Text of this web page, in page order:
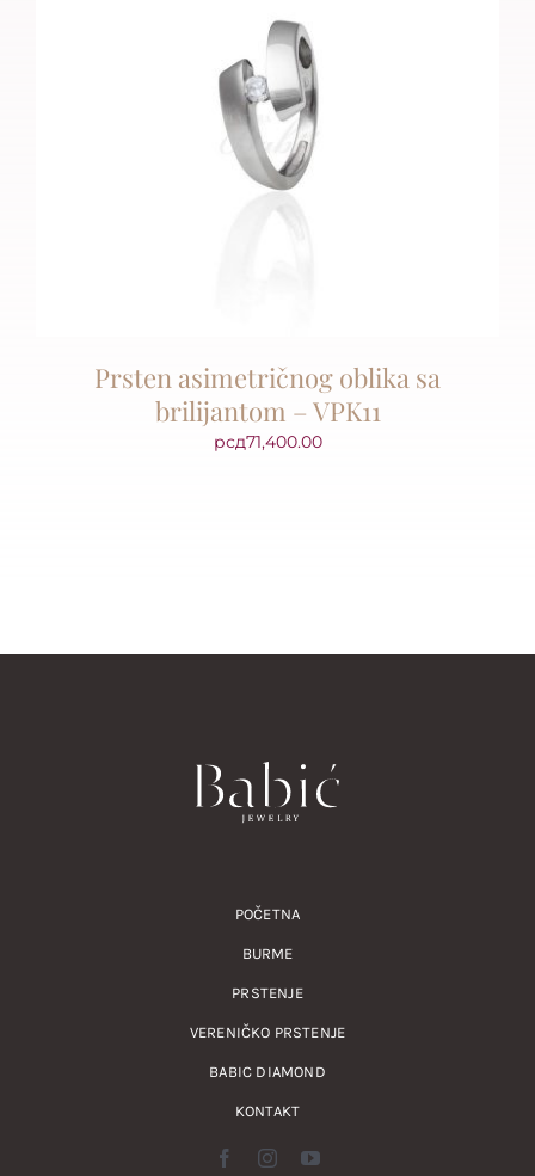
Prsten asimetričnog oblika sa
brilijantom – VPK11
рсд71,400.00
POČETNA
BURME
PRSTENJE
VERENIČKO PRSTENJE
BABIC DIAMOND
KONTAKT